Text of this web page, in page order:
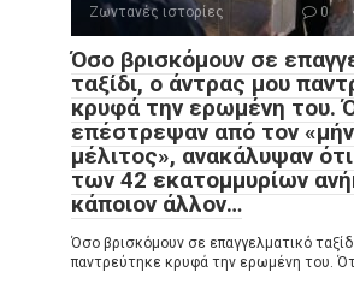
Ζωντανές ιστορίες 0
Όσο βρισκόμουν σε
ταξίδι, ο άντρας μου
κρυφά την ερωμένη του.
επέστρεψαν από τον
μέλιτος», ανακάλυψαν
των 42 εκατομμυρίων
κάποιον άλλον…
Όσο βρισκόμουν σε επαγγελματικό
παντρεύτηκε κρυφά την ερωμένη του.